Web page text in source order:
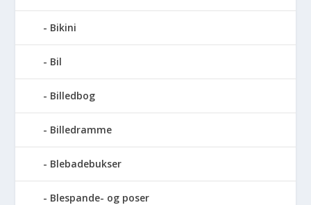
Bikini
Bil
Billedbog
Billedramme
Blebadebukser
Blespande- og poser